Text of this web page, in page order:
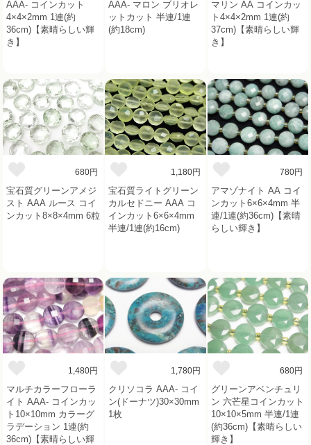
AAA- コインカット
4×4×2mm 1連(約
36cm)【素晴らしい輝
き】
AAA- マロン ブリオレ
ットカット 半連/1連
(約18cm)
マリン AA コインカッ
ト4×4×2mm 1連(約
37cm)【素晴らしい輝
き】
680円
宝石質グリーンアメジ
スト AAA ルース コイ
ンカット8×8×4mm 6粒
1,180円
宝石質ライトグリーン
カルセドニー AAA コ
インカット6×6×4mm
半連/1連(約16cm)
780円
アマゾナイト AA コイ
ンカット6×6×4mm 半
連/1連(約36cm)【素晴
らしい輝き】
1,480円
マルチカラーフローラ
イト AAA- コインカッ
ト10×10mm カラーグ
ラデーション 1連(約
36cm)【素晴らしい輝
1,780円
クリソコラ AAA- コイ
ン(ドーナツ)30×30mm
1枚
680円
グリーンアベンチュリ
ン 六芒星コインカット
10×10×5mm 半連/1連
(約36cm)【素晴らしい
輝き】